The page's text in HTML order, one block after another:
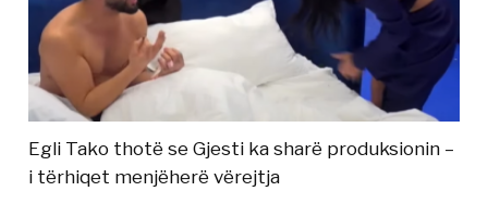
Egli Tako thotë se Gjesti ka sharë produksionin –
i tërhiqet menjëherë vërejtja